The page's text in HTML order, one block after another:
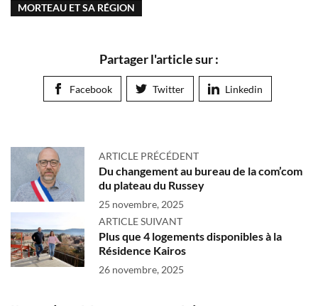
MORTEAU ET SA RÉGION
Partager l'article sur :
Facebook Twitter Linkedin
ARTICLE PRÉCÉDENT
Du changement au bureau de la com’com
du plateau du Russey
25 novembre, 2025
ARTICLE SUIVANT
Plus que 4 logements disponibles à la
Résidence Kairos
26 novembre, 2025